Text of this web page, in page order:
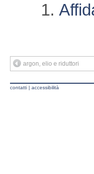
argon, elio e riduttori
contatti | accessibilità